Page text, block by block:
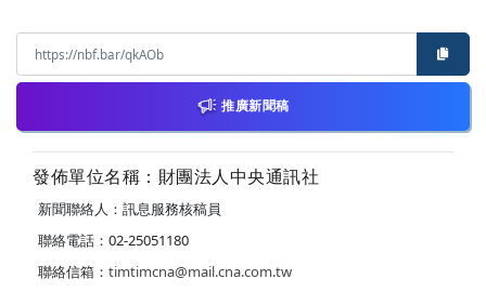
推廣新聞稿
發佈單位名稱：財團法人中央通訊社
新聞聯絡人：訊息服務核稿員
聯絡電話：02-25051180
聯絡信箱： timtimcna@mail.cna.com.tw